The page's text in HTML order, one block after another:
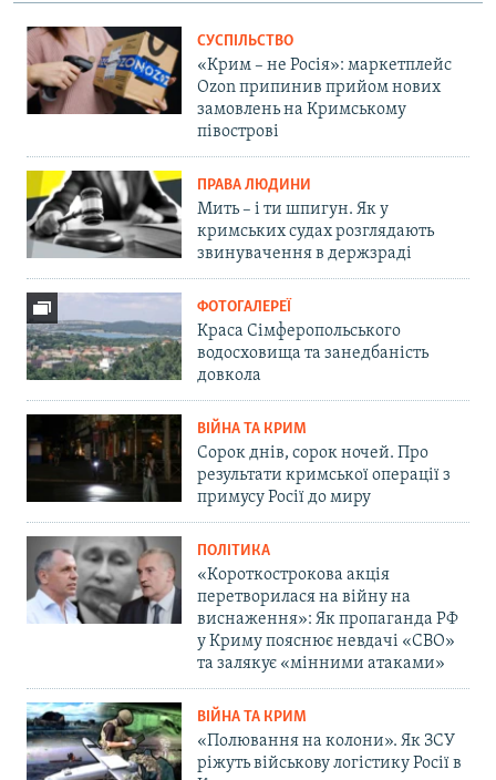
СУСПІЛЬСТВО
«Крим – не Росія»: маркетплейс
Ozon припинив прийом нових
замовлень на Кримському
півострові
ПРАВА ЛЮДИНИ
Мить – і ти шпигун. Як у
кримських судах розглядають
звинувачення в держзраді
ФОТОГАЛЕРЕЇ
Краса Сімферопольського
водосховища та занедбаність
довкола
ВІЙНА ТА КРИМ
Сорок днів, сорок ночей. Про
результати кримської операції з
примусу Росії до миру
ПОЛІТИКА
«Короткострокова акція
перетворилася на війну на
виснаження»: Як пропаганда РФ
у Криму пояснює невдачі «СВО»
та залякує «мінними атаками»
ВІЙНА ТА КРИМ
«Полювання на колони». Як ЗСУ
ріжуть військову логістику Росії в